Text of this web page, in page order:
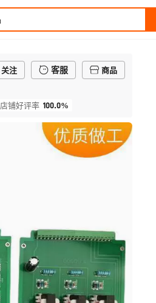
关注 客服
商品
店铺好评率 100.0%